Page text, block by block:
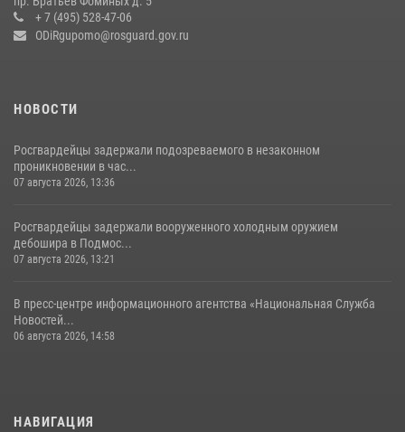
14 июля 2026, 15:13
+ 7 (495) 528-47-06
ODiRgupomo@rosguard.gov.ru
НОВОСТИ
Росгвардейцы задержали подозреваемого в незаконном
проникновении в час...
07 августа 2026, 13:36
Росгвардейцы задержали вооруженного холодным оружием
дебошира в Подмос...
07 августа 2026, 13:21
В пресс-центре информационного агентства «Национальная Служба
Новостей...
06 августа 2026, 14:58
НАВИГАЦИЯ